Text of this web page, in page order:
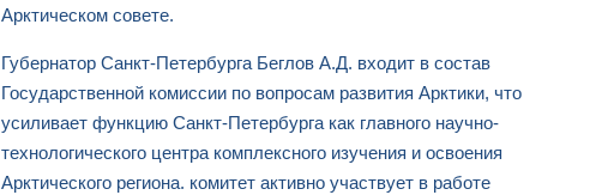
Арктическом совете.
Губернатор Санкт-Петербурга Беглов А.Д. входит в состав
Государственной комиссии по вопросам развития Арктики, что
усиливает функцию Санкт-Петербурга как главного научно-
технологического центра комплексного изучения и освоения
Арктического региона. комитет активно участвует в работе